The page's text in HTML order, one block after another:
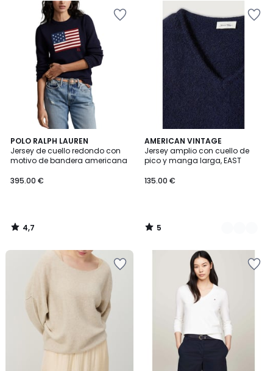
POLO RALPH LAUREN
Jersey de cuello redondo con
motivo de bandera americana
395.00 €
4,7
/ 5
4,7
/
AMERICAN VINTAGE
Jersey amplio con cuello de
pico y manga larga, EAST
135.00 €
5
/
5
2
Colores
5
/